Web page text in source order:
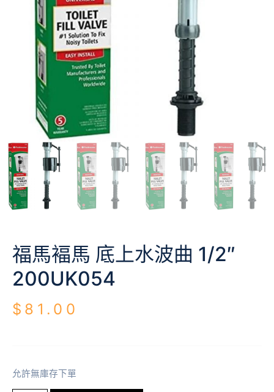
福馬褔馬 底上水波曲 1/2″
200UK054
$ 81.00
允許無庫存下單